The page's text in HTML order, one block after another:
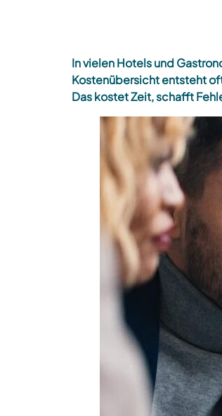
In vielen Hotels und
Kostenübersicht entsteht
Das kostet Zeit, schafft